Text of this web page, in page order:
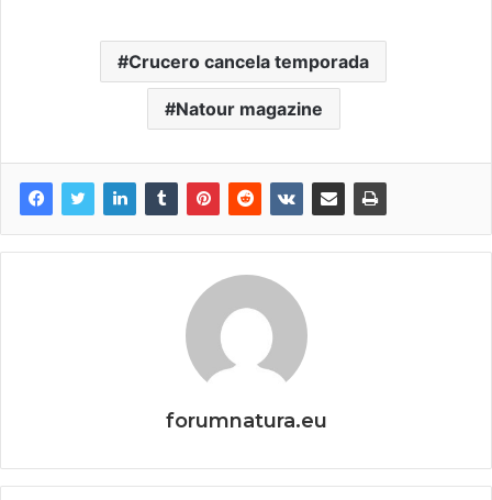
Crucero cancela temporada
Natour magazine
forumnatura.eu